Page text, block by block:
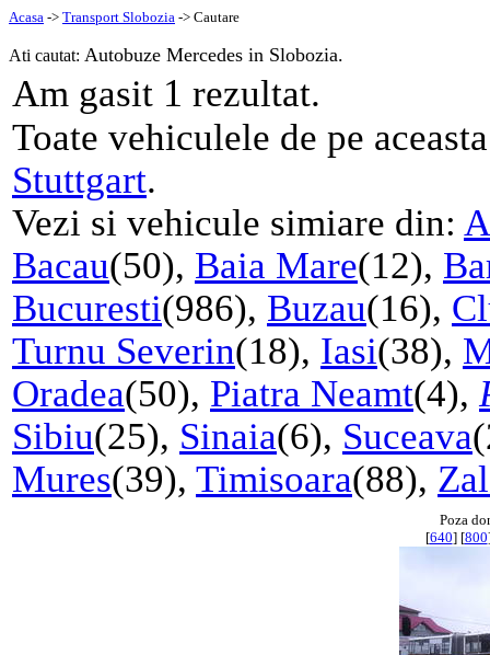
Acasa -> Transport Slobozia -> Cautare
Ati cautat: Autobuze Mercedes in Slobozia.
Am gasit 1 rezultat.
Toate vehiculele de pe
Stuttgart.
Vezi si vehicule simiare din:
Bacau(50), Baia Mare(12),
Bucuresti(986), Buzau(16),
Turnu Severin(18), Iasi(38),
Oradea(50), Piatra Neamt(4),
Sibiu(25), Sinaia(6), Suceava
Mures(39), Timisoara(88),
Poza
[640] [800